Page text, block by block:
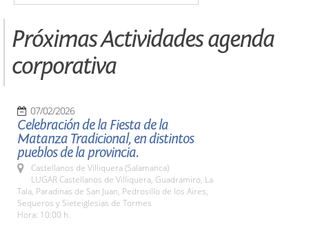
Próximas Actividades agenda
corporativa
07/02/2026
Celebración de la Fiesta de la
Matanza Tradicional, en distintos
pueblos de la provincia.
Castellanos de Villiquera (Salamanca)
LUGAR Castellanos de Villiquera, Guadramiro, La
Tala, Paradinas de San Juan, Pedrosillo de los Aires,
Sequeros y Sieteiglesias de Tormes
Hora: 10:00 h.